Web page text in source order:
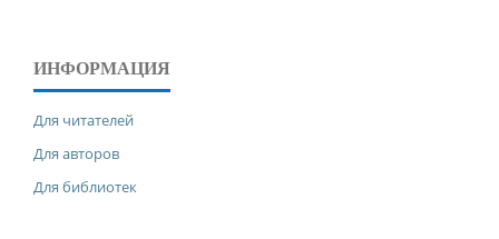
ИНФОРМАЦИЯ
Для читателей
Для авторов
Для библиотек